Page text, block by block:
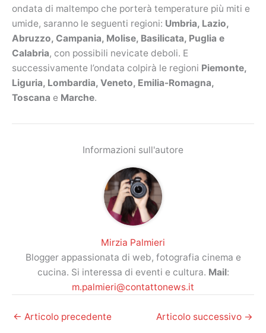
ondata di maltempo che porterà temperature più miti e
umide, saranno le seguenti regioni: Umbria, Lazio,
Abruzzo, Campania, Molise, Basilicata, Puglia e
Calabria, con possibili nevicate deboli. E
successivamente l’ondata colpirà le regioni Piemonte,
Liguria, Lombardia, Veneto, Emilia-Romagna,
Toscana e Marche.
Informazioni sull'autore
Mirzia Palmieri
Blogger appassionata di web, fotografia cinema e
cucina. Si interessa di eventi e cultura. Mail:
m.palmieri@contattonews.it
← Articolo precedente Articolo successivo →